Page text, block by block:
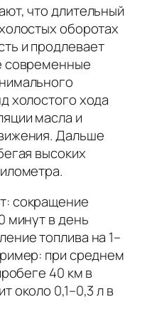
что длительный
оборотах
и продлевает
современные
холостого хода
масла и
Дальше
высоких
сокращение
минут в день
топлива на 1–
при среднем
40 км в
около 0,1–0,3 л в